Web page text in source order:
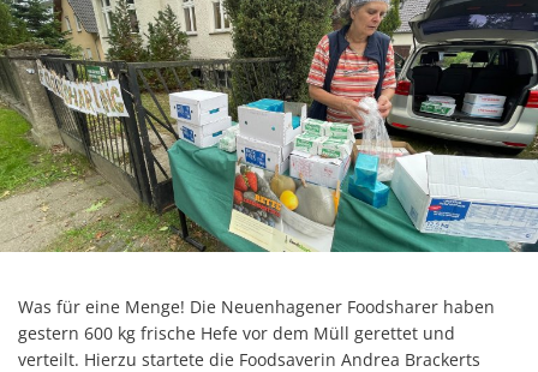
Was für eine Menge! Die Neuenhagener Foodsharer haben
gestern 600 kg frische Hefe vor dem Müll gerettet und
verteilt. Hierzu startete die Foodsaverin Andrea Brackerts